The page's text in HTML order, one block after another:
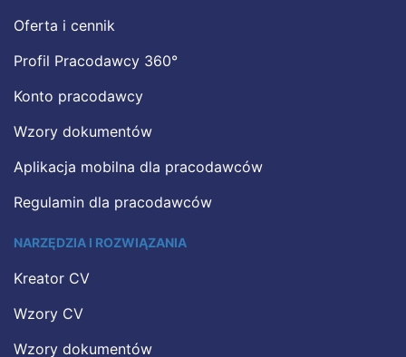
Oferta i cennik
Profil Pracodawcy 360°
Konto pracodawcy
Wzory dokumentów
Aplikacja mobilna dla pracodawców
Regulamin dla pracodawców
NARZĘDZIA I ROZWIĄZANIA
Kreator CV
Wzory CV
Wzory dokumentów